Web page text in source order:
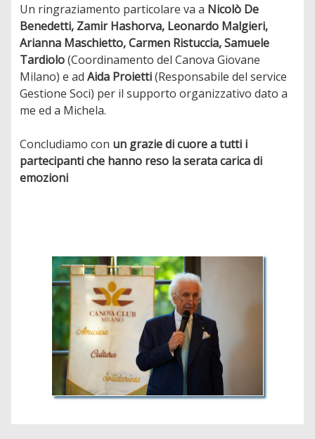
Un ringraziamento particolare va a Nicolò De
Benedetti, Zamir Hashorva, Leonardo Malgieri,
Arianna Maschietto, Carmen Ristuccia, Samuele
Tardiolo(Coordinamento del Canova Giovane
Milano) e adAida Proietti(Responsabile del service
Gestione Soci) per il supporto organizzativo dato a
me ed a Michela.
Concludiamo con un grazie di cuore a tutti i
partecipanti che hanno reso la serata carica di
emozioni